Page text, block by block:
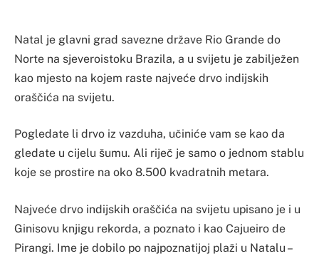
Natal je glavni grad savezne države Rio Grande do
Norte na sjeveroistoku Brazila, a u svijetu je zabilježen
kao mjesto na kojem raste najveće drvo indijskih
oraščića na svijetu.
Pogledate li drvo iz vazduha, učiniće vam se kao da
gledate u cijelu šumu. Ali riječ je samo o jednom stablu
koje se prostire na oko 8.500 kvadratnih metara.
Najveće drvo indijskih oraščića na svijetu upisano je i u
Ginisovu knjigu rekorda, a poznato i kao Cajueiro de
Pirangi. Ime je dobilo po najpoznatijoj plaži u Natalu –